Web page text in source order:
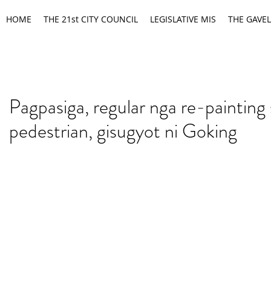
HOME THE 21st CITY COUNCIL LEGISLATIVE MIS THE GAVEL
Pagpasiga, regular nga re-painting
pedestrian, gisugyot ni Goking